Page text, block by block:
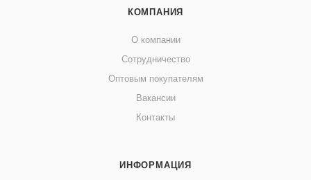
КОМПАНИЯ
О компании
Сотрудничество
Оптовым покупателям
Вакансии
Контакты
ИНФОРМАЦИЯ